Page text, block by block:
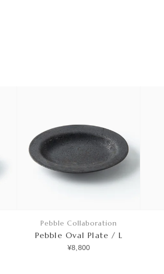
Pebble Collaboration
Pebble Oval Plate / L
¥8,800